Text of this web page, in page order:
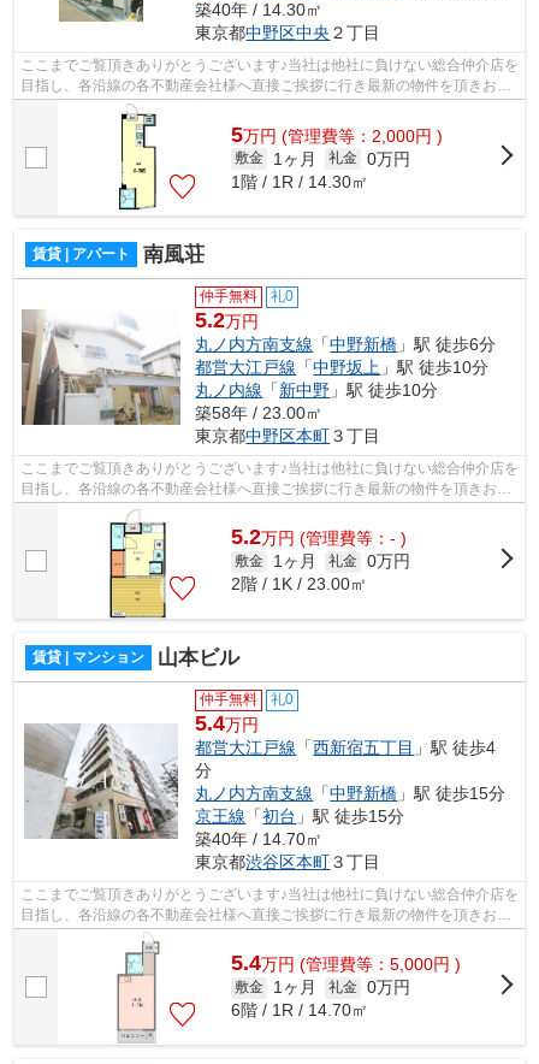
築40年 / 14.30㎡
東京都中野区中央 ２丁目
ここまでご覧頂きありがとうございます♪当社は他社に負けない総合仲介店を
目指し、各沿線の各不動産会社様へ直接ご挨拶に行き最新の物件を頂きお客
様へ提供しております！最新の情報は...
5万円 (管理費等：2,000円 )
敷金 1ヶ月 礼金 0万円
1階 / 1R / 14.30㎡
賃貸 | アパート 南風荘
仲手無料 礼0
5.2万円
丸ノ内方南支線 「中野新橋 」駅 徒歩6分
都営大江戸線 「中野坂上 」駅 徒歩10分
丸ノ内線 「新中野 」駅 徒歩10分
築58年 / 23.00㎡
東京都中野区本町３丁目
ここまでご覧頂きありがとうございます♪当社は他社に負けない総合仲介店を
目指し、各沿線の各不動産会社様へ直接ご挨拶に行き最新の物件を頂きお客
様へ提供しております！最新の情報は...
5.2万円 (管理費等：- )
敷金 1ヶ月 礼金 0万円
2階 / 1K / 23.00㎡
賃貸 | マンション 山本ビル
仲手無料 礼0
5.4万円
都営大江戸線 「西新宿五丁目 」駅 徒歩4
分
丸ノ内方南支線 「中野新橋 」駅 徒歩15分
京王線 「初台 」駅 徒歩15分
築40年 / 14.70㎡
東京都渋谷区本町３丁目
ここまでご覧頂きありがとうございます♪当社は他社に負けない総合仲介店を
目指し、各沿線の各不動産会社様へ直接ご挨拶に行き最新の物件を頂きお客
様へ提供しております！最新の情報は...
5.4万円 (管理費等：5,000円 )
敷金 1ヶ月 礼金 0万円
6階 / 1R / 14.70㎡